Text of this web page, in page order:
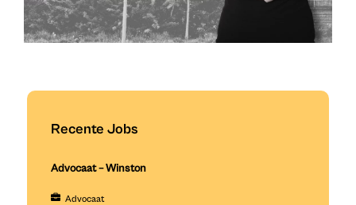
Recente Jobs
Advocaat – Winston
Advocaat